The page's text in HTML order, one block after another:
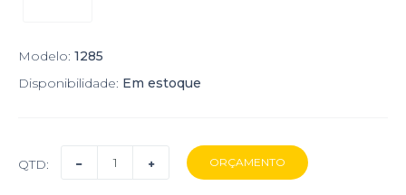
Modelo: 1285
Disponibilidade: Em estoque
QTD: